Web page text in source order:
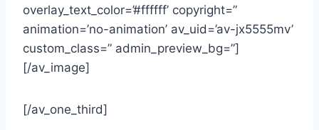
overlay_text_color=’#ffffff’ copyright=”
animation=’no-animation’ av_uid=’av-jx5555mv’
custom_class=” admin_preview_bg=”]
[/av_image]
[/av_one_third]